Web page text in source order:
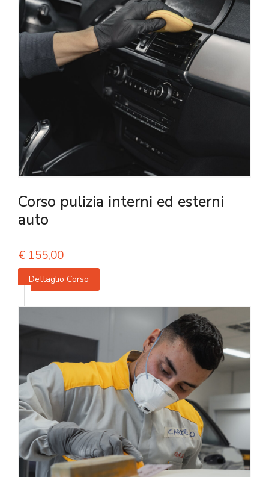
Corso pulizia interni ed esterni
auto
€ 155,00
Dettaglio Corso